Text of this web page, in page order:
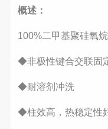
概述：
100%二甲基聚硅氧
◆非极性键合交联固
◆耐溶剂冲洗
◆柱效高，热稳定性